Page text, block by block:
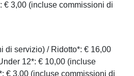
€ 3,00 (incluse commissioni di
di servizio) / Ridotto*: € 16,00
12*: € 10,00 (incluse
€ 3,00 (incluse commissioni di